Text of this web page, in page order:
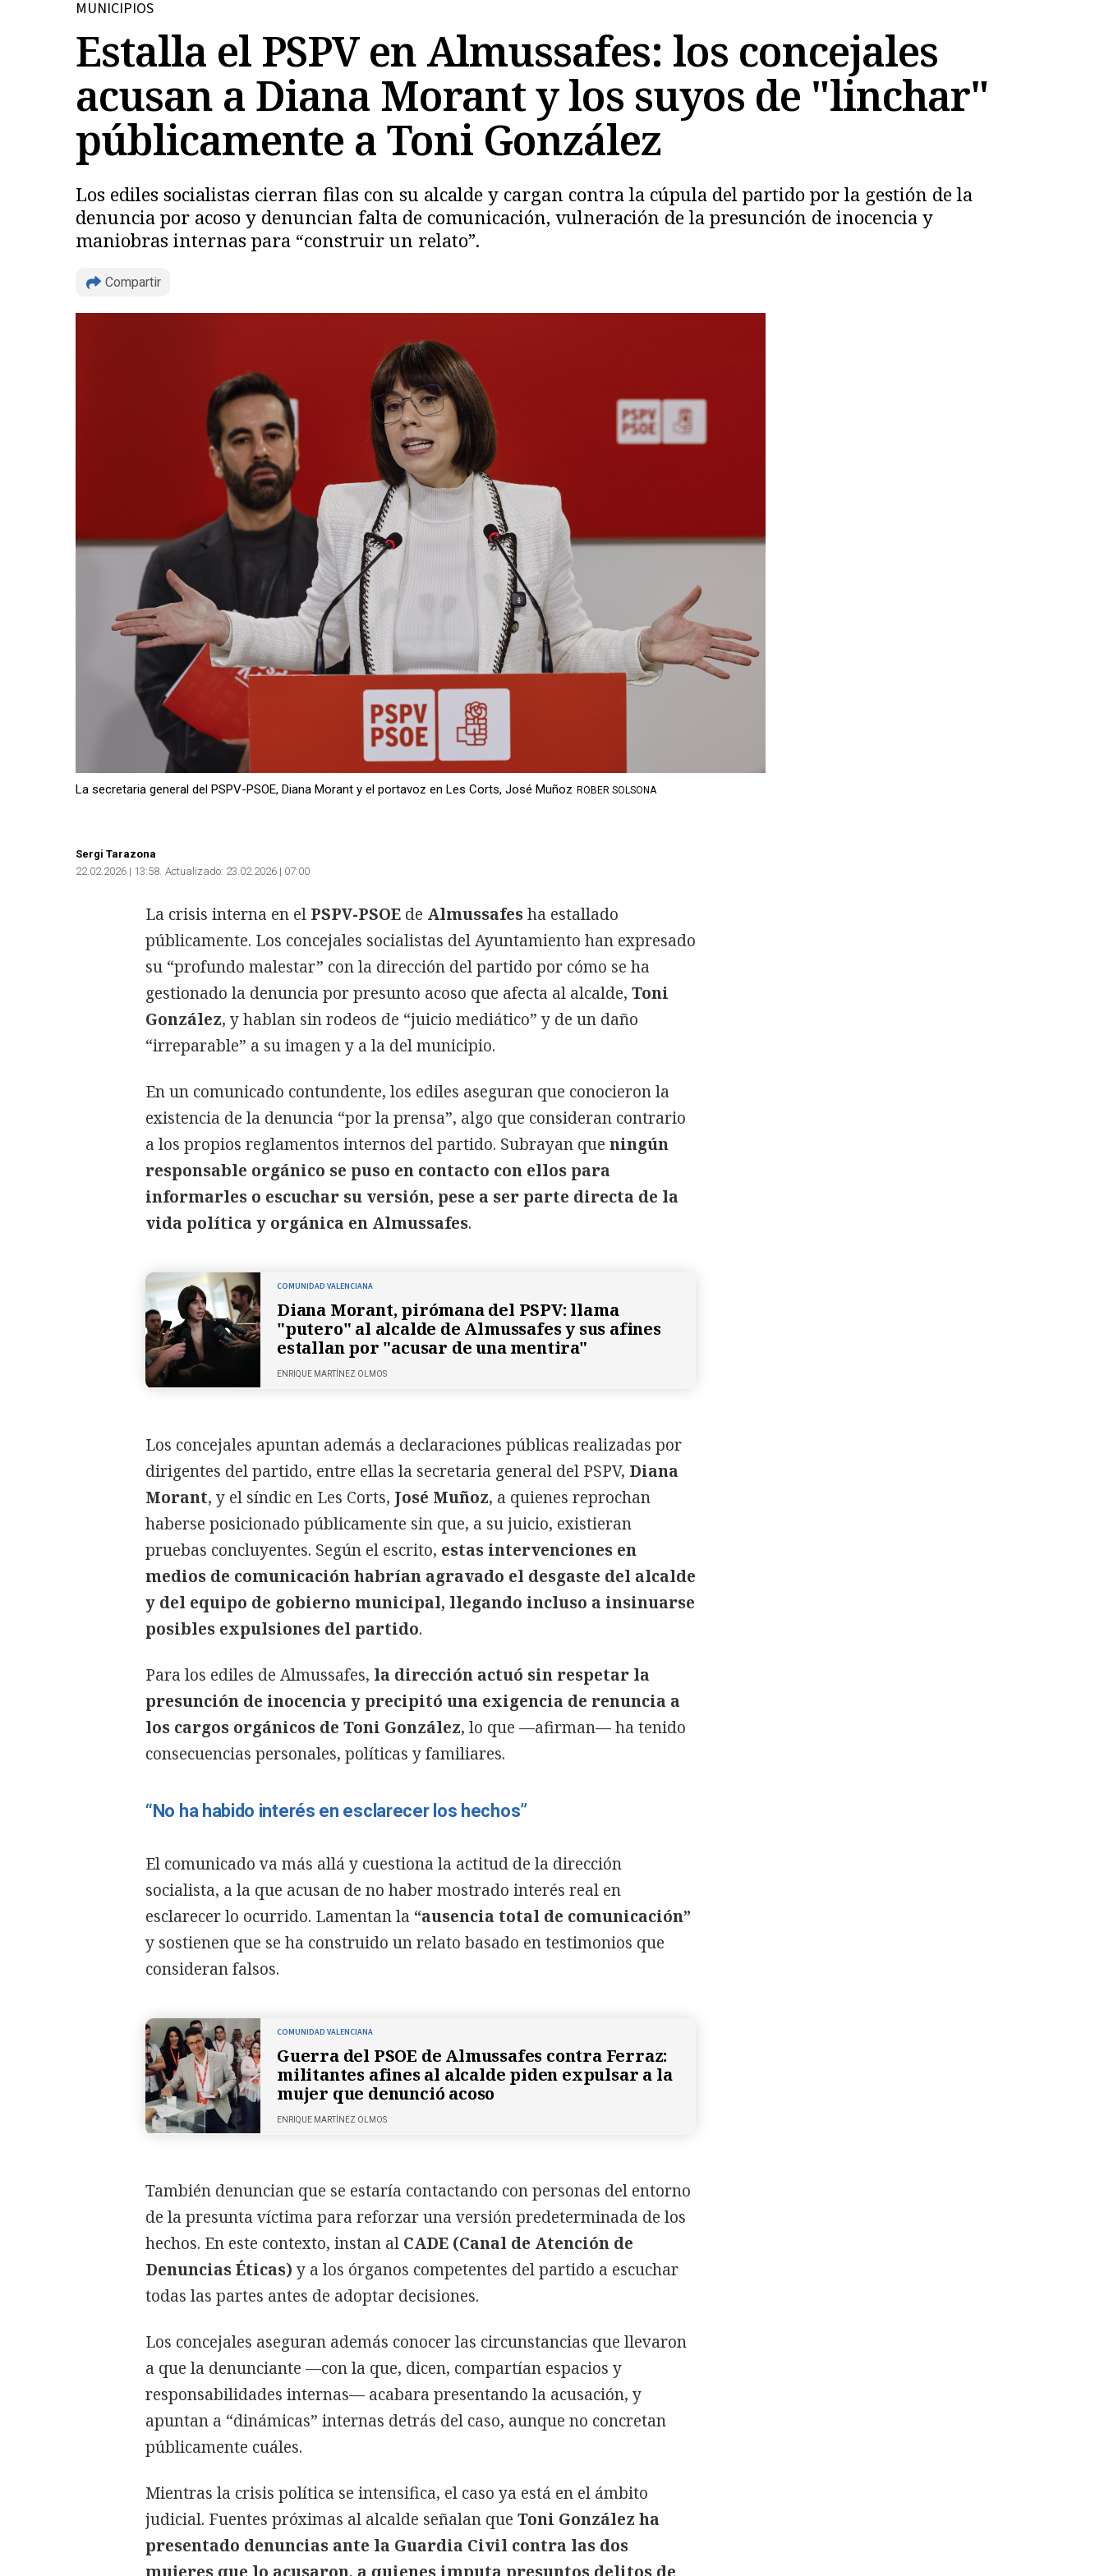
MUNICIPIOS
Estalla el PSPV en Almussafes: los concejales
acusan a Diana Morant y los suyos de "linchar"
públicamente a Toni González
Los ediles socialistas cierran filas con su alcalde y cargan contra la cúpula del partido por la gestión de la
denuncia por acoso y denuncian falta de comunicación, vulneración de la presunción de inocencia y
maniobras internas para “construir un relato”.
Compartir
Copiar
La secretaria general del PSPV-PSOE, Diana Morant y el portavoz en Les Corts, José Muñoz ROBER SOLSONA
Sergi Tarazona
22.02.2026 | 13:58 Actualizado: 23.02.2026 | 07:00
La crisis interna en el PSPV-PSOE de Almussafesha estallado
públicamente. Los concejales socialistas del Ayuntamiento han expresado
su “profundo malestar” con la dirección del partido por cómo se ha
gestionado la denuncia por presunto acoso que afecta al alcalde, Toni
González, y hablan sin rodeos de “juicio mediático” y de un daño
“irreparable” a su imagen y a la del municipio.
En un comunicado contundente, los ediles aseguran que conocieron la
existencia de la denuncia “por la prensa”, algo que consideran contrario
a los propios reglamentos internos del partido. Subrayan que ningún
responsable orgánico se puso en contacto con ellos para
informarles o escuchar su versión, pese a ser parte directa de la
vida política y orgánica en Almussafes.
COMUNIDAD VALENCIANA
Diana Morant, pirómana del PSPV: llama
"putero" al alcalde de Almussafes y sus afines
estallan por "acusar de una mentira"
ENRIQUE MARTÍNEZ OLMOS
Los concejales apuntan además a declaraciones públicas realizadas por
dirigentes del partido, entre ellas la secretaria general del PSPV, Diana
Morant, y el síndic en Les Corts, José Muñoz, a quienes reprochan
haberse posicionado públicamente sin que, a su juicio, existieran
pruebas concluyentes. Según el escrito, estas intervenciones en
medios de comunicación habrían agravado el desgaste del alcalde
y del equipo de gobierno municipal, llegando incluso a insinuarse
posibles expulsiones del partido.
Para los ediles de Almussafes, la dirección actuó sin respetar la
presunción de inocencia y precipitó una exigencia de renuncia a
los cargos orgánicos de Toni González, lo que —afirman— ha tenido
consecuencias personales, políticas y familiares.
“No ha habido interés en esclarecer los hechos”
El comunicado va más allá y cuestiona la actitud de la dirección
socialista, a la que acusan de no haber mostrado interés real en
esclarecer lo ocurrido. Lamentan la “ausencia total de comunicación”
y sostienen que se ha construido un relato basado en testimonios que
consideran falsos.
COMUNIDAD VALENCIANA
Guerra del PSOE de Almussafes contra Ferraz:
militantes afines al alcalde piden expulsar a la
mujer que denunció acoso
ENRIQUE MARTÍNEZ OLMOS
También denuncian que se estaría contactando con personas del entorno
de la presunta víctima para reforzar una versión predeterminada de los
hechos. En este contexto, instan al CADE (Canal de Atención de
Denuncias Éticas) y a los órganos competentes del partido a escuchar
todas las partes antes de adoptar decisiones.
Los concejales aseguran además conocer las circunstancias que llevaron
a que la denunciante —con la que, dicen, compartían espacios y
responsabilidades internas— acabara presentando la acusación, y
apuntan a “dinámicas” internas detrás del caso, aunque no concretan
públicamente cuáles.
Mientras la crisis política se intensifica, el caso ya está en el ámbito
judicial. Fuentes próximas al alcalde señalan que Toni González ha
presentado denuncias ante la Guardia Civil contra las dos
mujeres que lo acusaron, a quienes imputa presuntos delitos de